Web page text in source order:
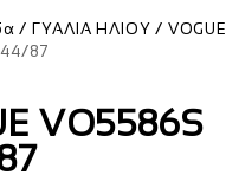
ΓΥΑΛΙΑ ΗΛΙΟΥ VOGUE
87
VO5586S